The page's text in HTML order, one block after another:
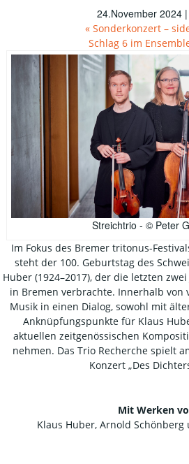
24.November 2024
« Sonderkonzert –
Schlag 6 im
Streichtrio - © Peter
Im Fokus des Bremer tritonus-
steht der 100. Geburtstag des
Huber (1924–2017), der die letzten
in Bremen verbrachte. Innerhalb von
Musik in einen Dialog, sowohl mit
Anknüpfungspunkte für Klaus
aktuellen zeitgenössischen
nehmen. Das Trio Recherche spielt
Konzert „Des
Mit Werken
Klaus Huber, Arnold